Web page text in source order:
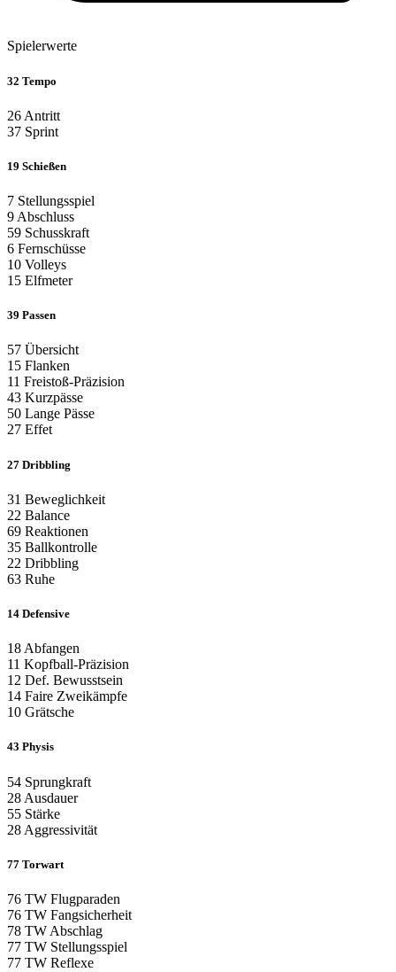
Spielerwerte
32 Tempo
26 Antritt
37 Sprint
19 Schießen
7 Stellungsspiel
9 Abschluss
59 Schusskraft
6 Fernschüsse
10 Volleys
15 Elfmeter
39 Passen
57 Übersicht
15 Flanken
11 Freistoß-Präzision
43 Kurzpässe
50 Lange Pässe
27 Effet
27 Dribbling
31 Beweglichkeit
22 Balance
69 Reaktionen
35 Ballkontrolle
22 Dribbling
63 Ruhe
14 Defensive
18 Abfangen
11 Kopfball-Präzision
12 Def. Bewusstsein
14 Faire Zweikämpfe
10 Grätsche
43 Physis
54 Sprungkraft
28 Ausdauer
55 Stärke
28 Aggressivität
77 Torwart
76 TW Flugparaden
76 TW Fangsicherheit
78 TW Abschlag
77 TW Stellungsspiel
77 TW Reflexe